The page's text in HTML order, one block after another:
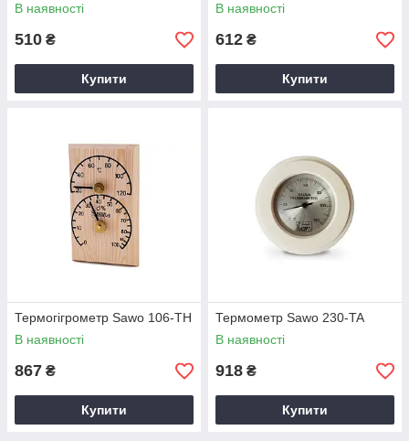
В наявності
510 ₴
Купити
В наявності
612 ₴
Купити
Термогігрометр Sawo 106-TH
В наявності
867 ₴
Купити
Термометр Sawo 230-TA
В наявності
918 ₴
Купити